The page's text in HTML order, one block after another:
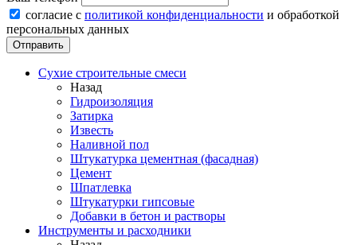
согласие с политикой конфиденциальности и обработкой
персональных данных
Сухие строительные смеси
Назад
Гидроизоляция
Затирка
Известь
Наливной пол
Штукатурка цементная (фасадная)
Цемент
Шпатлевка
Штукатурки гипсовые
Добавки в бетон и растворы
Инструменты и расходники